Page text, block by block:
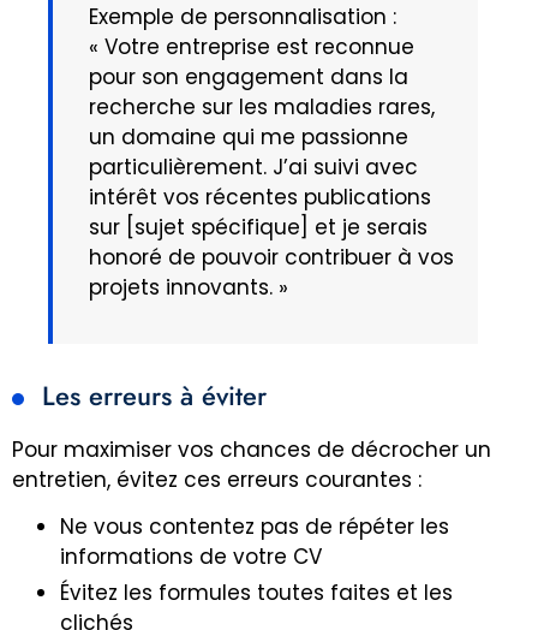
Exemple de personnalisation :
« Votre entreprise est reconnue
pour son engagement dans la
recherche sur les maladies rares,
un domaine qui me passionne
particulièrement. J’ai suivi avec
intérêt vos récentes publications
sur [sujet spécifique] et je serais
honoré de pouvoir contribuer à vos
projets innovants. »
Les erreurs à éviter
Pour maximiser vos chances de décrocher un
entretien, évitez ces erreurs courantes :
Ne vous contentez pas de répéter les
informations de votre CV
Évitez les formules toutes faites et les
clichés